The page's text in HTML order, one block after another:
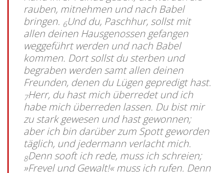
rauben, mitnehmen und nach Babel
bringen. 6Und du, Paschhur, sollst mit
allen deinen Hausgenossen gefangen
weggeführt werden und nach Babel
kommen. Dort sollst du sterben und
begraben werden samt allen deinen
Freunden, denen du Lügen gepredigt hast.
7Herr, du hast mich überredet und ich
habe mich überreden lassen. Du bist mir
zu stark gewesen und hast gewonnen;
aber ich bin darüber zum Spott geworden
täglich, und jedermann verlacht mich.
8Denn sooft ich rede, muss ich schreien;
»Frevel und Gewalt!« muss ich rufen. Denn